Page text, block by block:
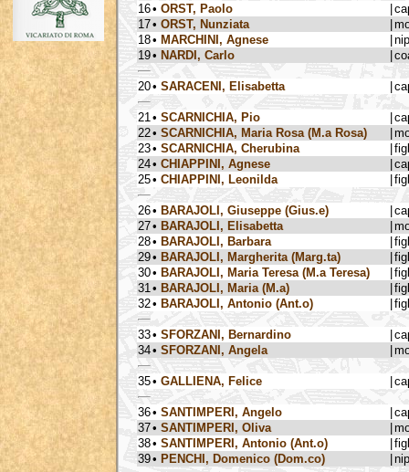
16• ORST, Paolo
17• ORST, Nunziata
18• MARCHINI, Agnese
19• NARDI, Carlo
20• SARACENI, Elisabetta
21 • SCARNICHIA, Pio
22• SCARNICHIA, Maria Rosa (M.a Rosa)
23• SCARNICHIA, Cherubina
24• CHIAPPINI, Agnese
25• CHIAPPINI, Leonilda
26• BARAJOLI, Giuseppe (Gius.e)
27• BARAJOLI, Elisabetta
28• BARAJOLI, Barbara
29• BARAJOLI, Margherita (Marg.ta)
30• BARAJOLI, Maria Teresa (M.a Teresa)
31 • BARAJOLI, Maria (M.a)
32• BARAJOLI, Antonio (Ant.o)
33• SFORZANI, Bernardino
34• SFORZANI, Angela
35• GALLIENA, Felice
36• SANTIMPERI, Angelo
37• SANTIMPERI, Oliva
38• SANTIMPERI, Antonio (Ant.o)
39• PENCHI, Domenico (Dom.co)